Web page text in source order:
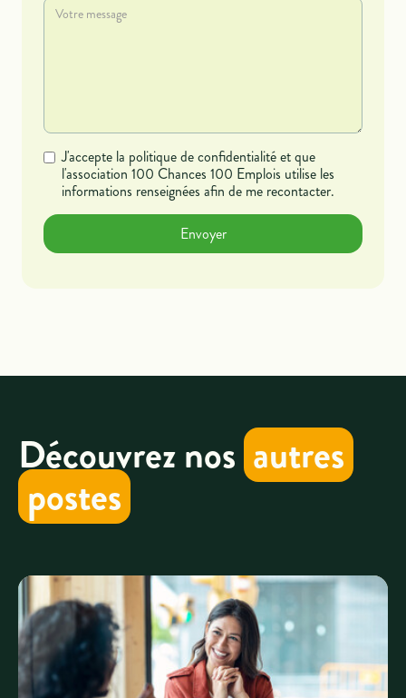
J'accepte la politique de confidentialité et que
l'association 100 Chances 100 Emplois utilise les
informations renseignées afin de me recontacter.
Découvrez nos autres
postes